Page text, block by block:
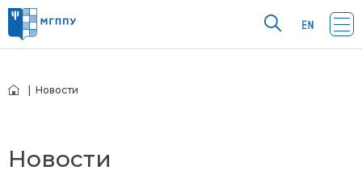
| Новости
Новости